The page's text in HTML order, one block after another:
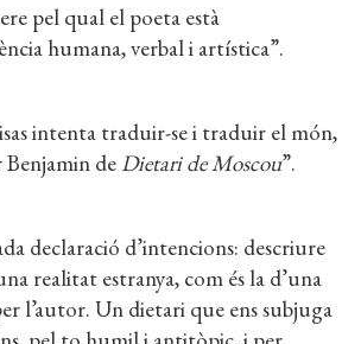
pel qual el poeta està
humana, verbal i artística”.
intenta traduir-se i traduir el món,
deDietari de Moscou”.
declaració d’intencions: descriure
realitat estranya, com és la d’una
l’autor. Un dietari que ens subjuga